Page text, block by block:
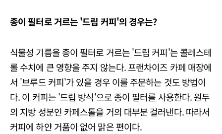
종이 필터로 거르는 '드립 커피'의 경우는?
식물성 기름을 종이 필터로 거르는 '드립 커피'는 콜레스테
롤 수치에 큰 영향을 주지 않는다. 프랜차이즈 카페 매장에
서 '브루드 커피'가 있을 경우 이를 주문하는 것도 방법이
다. 이 커피는 '드립 방식'으로 종이 필터를 사용한다. 원두
의 지방 성분인 카페스톨을 거의 대부분 걸러낸다. 따라서
커피에 하얀 거품이 없어 맑은 편이다.